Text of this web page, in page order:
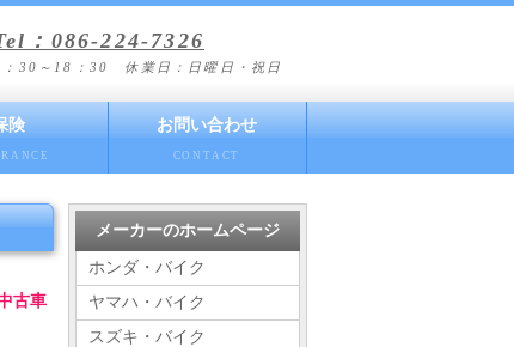
：086-224-7326
：30～18：30 休業日：日曜日・祝日
険 お問い合わせ
CONTACT
古車
メーカーのホームページ
ホンダ・バイク
ヤマハ・バイク
スズキ・バイク